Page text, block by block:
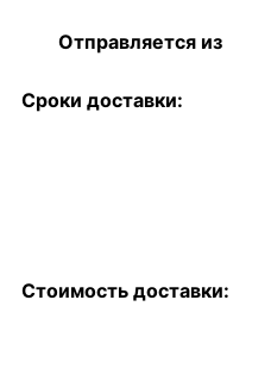
Отправляется из
Сроки доставки:
Стоимость доставки: